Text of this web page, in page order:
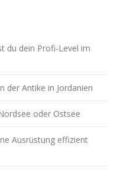
du dein Profi-Level im
der Antike in Jordanien
oder Ostsee
Ausrüstung effizient